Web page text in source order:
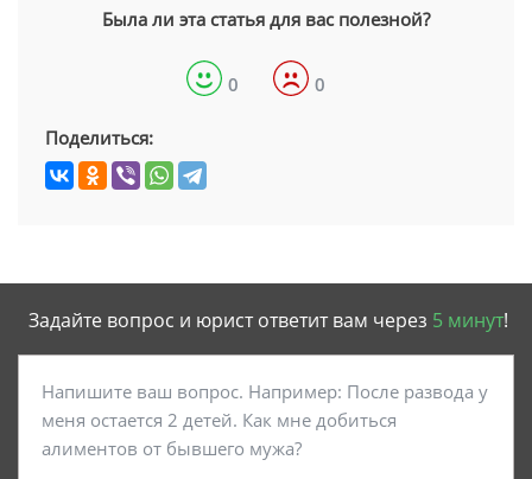
Была ли эта статья для вас полезной?
0 0
Поделиться:
Задайте вопрос и юрист ответит вам через 5 минут!